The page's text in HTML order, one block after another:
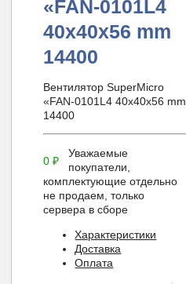
«FAN-0101L4
40x40x56 mm
14400
Вентилятор SuperMicro
«FAN-0101L4 40x40x56 mm
14400
0₽
Уважаемые
покупатели,
комплектующие отдельно
не продаем, только
сервера в сборе
Характеристики
Доставка
Оплата